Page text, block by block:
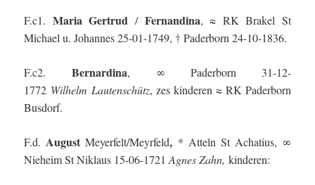
F.c1. Maria Gertrud / Fernandina, ≈ RK Brakel St
Michael u. Johannes 25-01-1749, † Paderborn 24-10-1836.
F.c2. Bernardina, ∞ Paderborn 31-12-
1772 Wilhelm Lautenschütz, zes kinderen ≈ RK Paderborn
Busdorf.
F.d. AugustMeyerfelt/Meyrfeld, * Atteln St Achatius, ∞
Nieheim St Niklaus 15-06-1721Agnes Zahn, kinderen: